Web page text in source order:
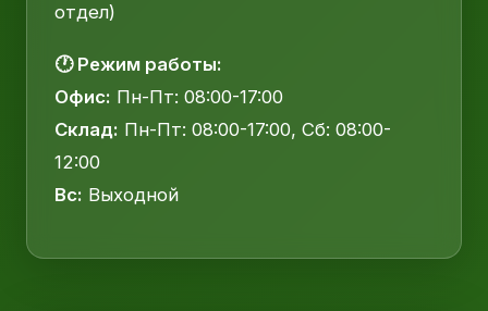
отдел)
🕐 Режим работы:
Офис: Пн-Пт: 08:00-17:00
Склад: Пн-Пт: 08:00-17:00, Сб: 08:00-
12:00
Вс: Выходной